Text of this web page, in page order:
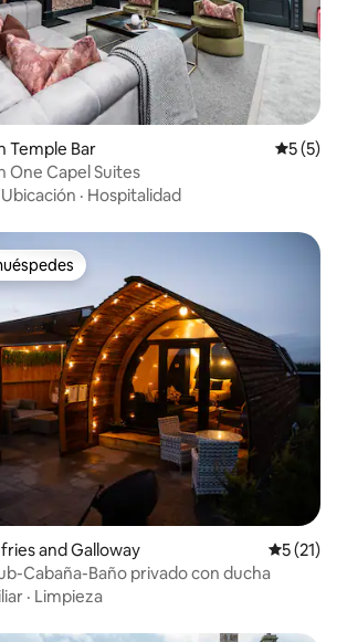
Temple Bar
5 (5)
One Capel Suites
Ubicación · Hospitalidad
and Galloway
5 (21)
Cabaña-Baño privado con ducha
· Limpieza